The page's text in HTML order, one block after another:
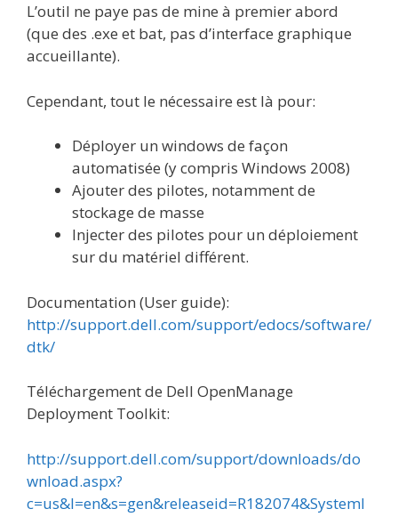
L’outil ne paye pas de mine à premier abord
(que des .exe et bat, pas d’interface graphique
accueillante).
Cependant, tout le nécessaire est là pour:
Déployer un windows de façon
automatisée (y compris Windows 2008)
Ajouter des pilotes, notamment de
stockage de masse
Injecter des pilotes pour un déploiement
sur du matériel différent.
Documentation (User guide):
http://support.dell.com/support/edocs/software/
dtk/
Téléchargement de Dell OpenManage
Deployment Toolkit:
http://support.dell.com/support/downloads/do
wnload.aspx?
c=us&l=en&s=gen&releaseid=R182074&SystemI